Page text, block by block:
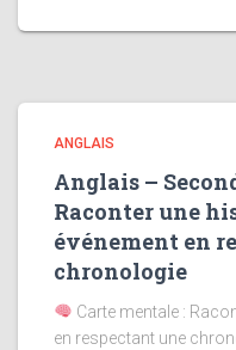
ANGLAIS
Anglais –
Raconter une
événement en
chronologie
Carte mentale :
en respectant une